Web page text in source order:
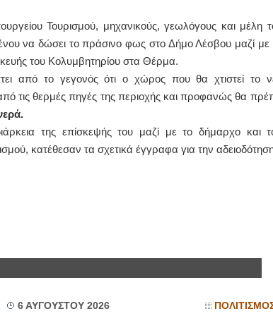
Τουρισμού, μηχανικούς, γεωλόγους και μέλη
να δώσει το πράσινο φως στο Δήμο Λέσβου μαζί με
του Κολυμβητηρίου στα Θέρμα.
από το γεγονός ότι ο χώρος που θα χτιστεί το
τις θερμές πηγές της περιοχής και προφανώς θα
της επίσκεψής του μαζί με το δήμαρχο και
κατέθεσαν τα σχετικά έγγραφα για την
6 ΑΥΓΟΥΣΤΟΥ 2026
πίεσης και ρυθμού
κοπώσεως Φορητός
Βουρνάζων 2
τηλ.22510-83600
Manual Therapist
ΙΩΑΝΝΗΣ Α. ΜΑΛΛΙΑΣ
Διδάκτωρ Ιατρικής
Πανεπιστημίου
Καλλιπόλεως
τηλ:210-9320215
Χειρουργός
Διπλωματούχος